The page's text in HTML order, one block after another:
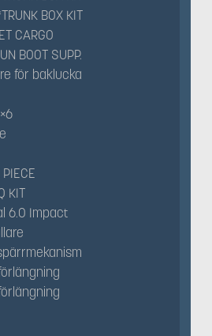
BOX KIT
CARGO
BOOT SUPP.
för baklucka
KIT
6.0 Impact